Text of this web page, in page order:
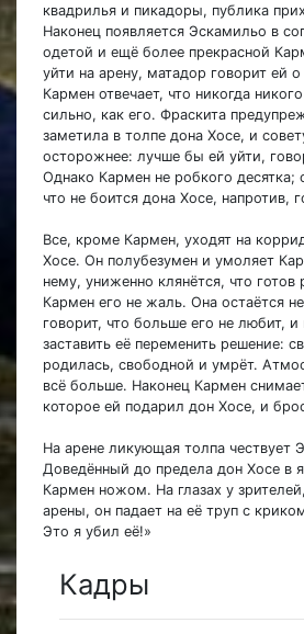
квадрилья и пикадоры, публика
Наконец появляется Эскамильо в
одетой и ещё более прекрасной
уйти на арену, матадор говорит ей
Кармен отвечает, что никогда
сильно, как его. Фраскита
заметила в толпе дона Хосе, и
осторожнее: лучше бы ей уйти,
Однако Кармен не робкого десятка;
что не боится дона Хосе, напротив,
Все, кроме Кармен, уходят на
Хосе. Он полубезумен и умоляет
нему, униженно клянётся, что готов
Кармен его не жаль. Она остаётся
говорит, что больше его не любит,
заставить её переменить решение:
родилась, свободной и умрёт.
всё больше. Наконец Кармен
которое ей подарил дон Хосе, и
На арене ликующая толпа чествует
Доведённый до предела дон Хосе в
Кармен ножом. На глазах у
арены, он падает на её труп с
Это я убил её!»
Кадры